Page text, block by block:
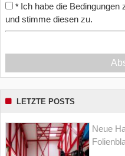
* Ich habe die Bedingungen
und stimme diesen zu.
LETZTE POSTS
Neue